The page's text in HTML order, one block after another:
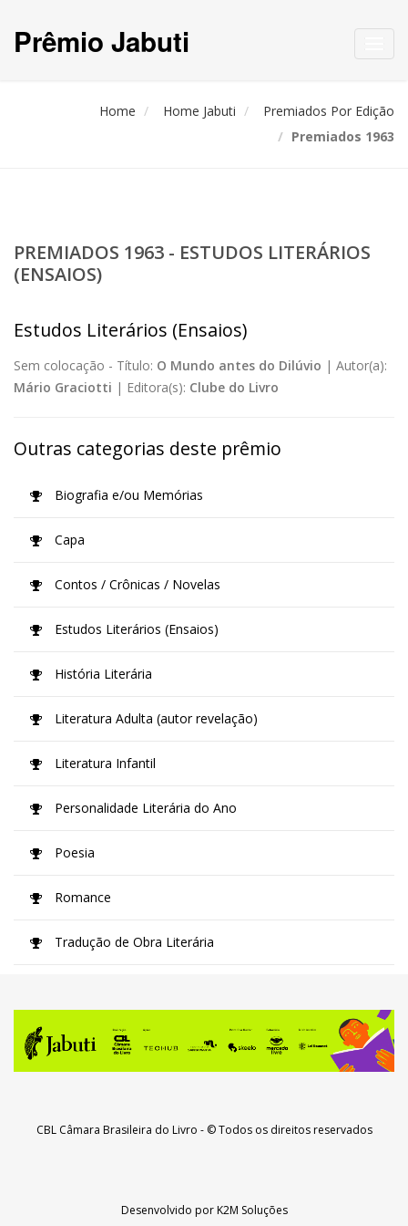
Prêmio Jabuti
Home Home Jabuti
Premiados Por Edição
Premiados 1963
PREMIADOS 1963 - ESTUDOS LITERÁRIOS
(ENSAIOS)
Estudos Literários (Ensaios)
Sem colocação - Título: O Mundo antes do Dilúvio | Autor(a):
Mário Graciotti | Editora(s): Clube do Livro
Outras categorias deste prêmio
Biografia e/ou Memórias
Capa
Contos / Crônicas / Novelas
Estudos Literários (Ensaios)
História Literária
Literatura Adulta (autor revelação)
Literatura Infantil
Personalidade Literária do Ano
Poesia
Romance
Tradução de Obra Literária
CBL Câmara Brasileira do Livro - © Todos os direitos reservados
Desenvolvido porK2M Soluções